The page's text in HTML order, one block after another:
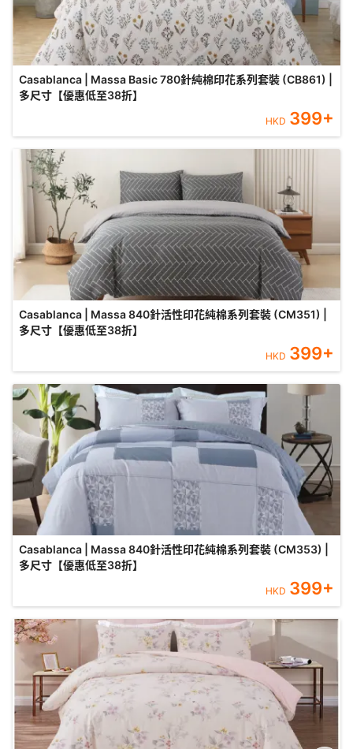
Casablanca | Massa Basic 780針純棉印花系列套裝 (CB861) |
多尺寸【優惠低至38折】
HKD 399+
Casablanca | Massa 840針活性印花純棉系列套裝 (CM351) |
多尺寸【優惠低至38折】
HKD 399+
Casablanca | Massa 840針活性印花純棉系列套裝 (CM353) |
多尺寸【優惠低至38折】
HKD 399+